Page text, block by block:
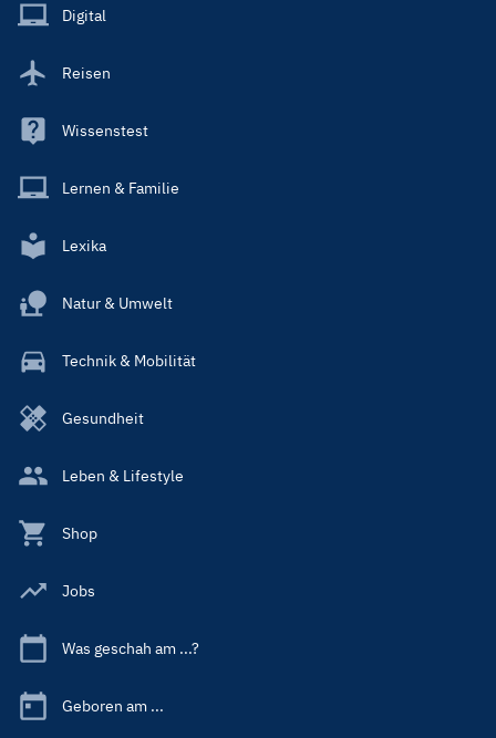
Main
Digital
Reisen
Wissenstest
Lernen & Familie
Lexika
Natur & Umwelt
Technik & Mobilität
Gesundheit
Leben & Lifestyle
Shop
Jobs
Was geschah am ...?
Geboren am ...